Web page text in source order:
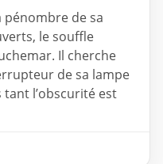
pénombre de sa
le souffle
Il cherche
de sa lampe
tant l’obscurité est